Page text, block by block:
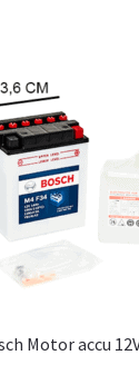
Motor accu